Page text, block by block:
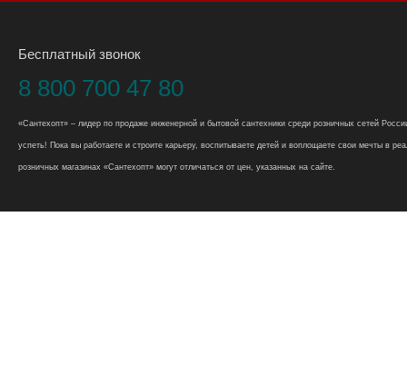
Бесплатный звонок
8 800 700 47 80
«Сантехопт» – лидер по продаже инженерной и бытовой сантехники среди розничных сетей
успеть! Пока вы работаете и строите карьеру, воспитываете детей и воплощаете свои мечты в
розничных магазинах «Сантехопт» могут отличаться от цен, указанных на сайте.